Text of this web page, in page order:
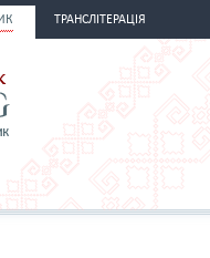
ТРАНСЛІТЕРАЦІЯ